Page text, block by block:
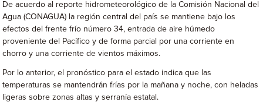
De acuerdo al reporte hidrometeorológico de la Comisión Nacional del
Agua (CONAGUA) la región central del país se mantiene bajo los
efectos del frente frío número 34, entrada de aire húmedo
proveniente del Pacífico y de forma parcial por una corriente en
chorro y una corriente de vientos máximos.
Por lo anterior, el pronóstico para el estado indica que las
temperaturas se mantendrán frías por la mañana y noche, con heladas
ligeras sobre zonas altas y serranía estatal.